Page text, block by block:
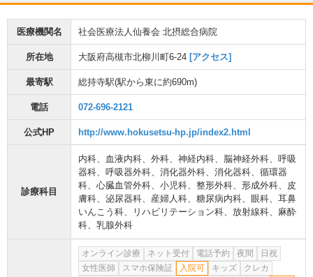
医療機関名 社会医療法人仙養会 北摂総合病院
所在地 大阪府高槻市北柳川町6-24 [アクセス]
最寄駅 総持寺駅(駅から東に約690m)
電話 072-696-2121
公式HP http://www.hokusetsu-hp.jp/index2.html
診療科目
内科、 血液内科、 外科、 神経内科、 脳神経外科、 呼吸
器科、 呼吸器外科、 消化器外科、 消化器科、 循環器
科、 心臓血管外科、 小児科、 整形外科、 形成外科、 皮
膚科、 泌尿器科、 産婦人科、 糖尿病内科、 眼科、 耳鼻
いんこう科、 リハビリテーション科、 放射線科、 麻酔
科、 乳腺外科
オンライン診療 ネット受付 電話予約 夜間
日祝
女性医師
スマホ保険証 入院可 キッズ
クレカ